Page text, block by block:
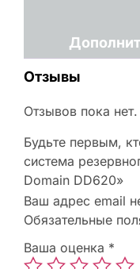
Отзывы
Отзывов пока нет.
Будьте первым,
система
Domain DD620»
Ваш адрес email
Обязательные
Ваша оценка *